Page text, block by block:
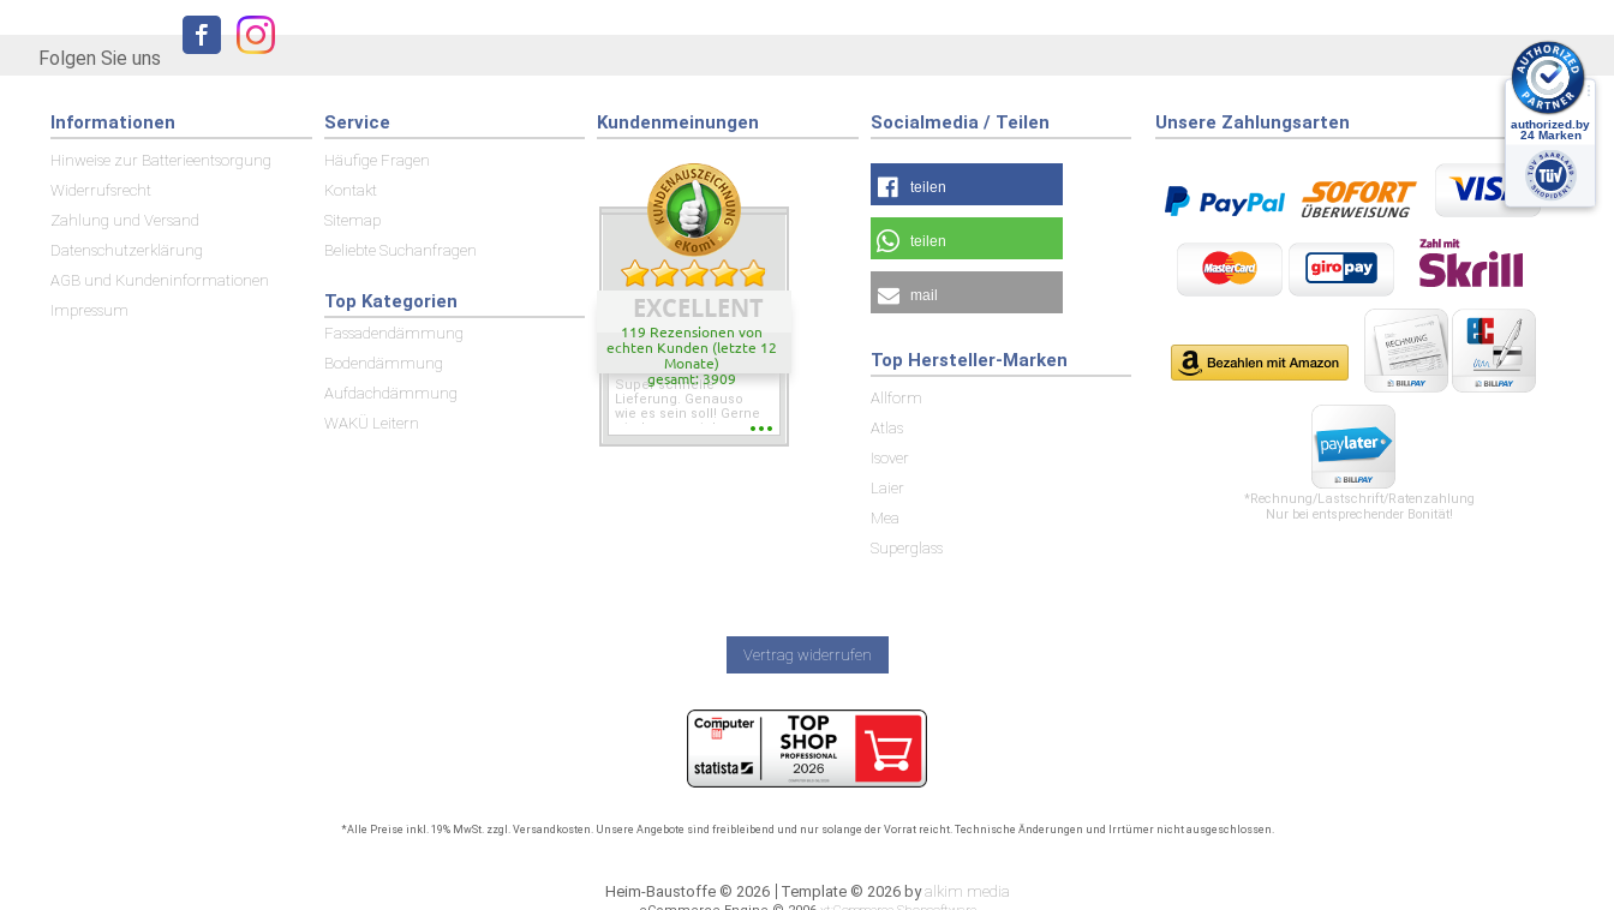
Folgen Sie uns
Informationen
Hinweise zur Batterieentsorgung
Widerrufsrecht
Zahlung und Versand
Datenschutzerklärung
AGB und Kundeninformationen
Impressum
Service
Häufige Fragen
Kontakt
Sitemap
Beliebte Suchanfragen
Top Kategorien
Fassadendämmung
Bodendämmung
Aufdachdämmung
WAKÜ Leitern
Kundenmeinungen
EXCELLENT
119 Rezensionen von
echten Kunden (letzte 12
Monate)
gesamt: 3909
Super schnelle
Lieferung. Genauso
wie es sein soll! Gerne
wieder wenn ich was
Socialmedia / Teilen
teilen
teilen
mail
Unsere Zahlungsarten
*Rechnung/Lastschrift/Ratenzahlung
Nur bei entsprechender Bonität!
Top Hersteller-Marken
Allform
Atlas
Isover
Laier
Mea
Superglass
Vertrag widerrufen
*Alle Preise inkl. 19% MwSt. zzgl. Versandkosten. Unsere Angebote sind freibleibend und nur solange der Vorrat reicht. Technische Änderungen und Irrtümer nicht ausgeschlossen.
Heim-Baustoffe © 2026 Template © 2026 byalkim media